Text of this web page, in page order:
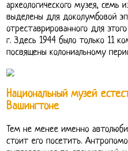
археологического музея, семь
выделены для доколумбовой
отреставрированного для
г. Здесь 1944 было только 11
посвящены колониальному
Национальный музей
Вашингтоне
Тем не менее именно
стоит его посетить.